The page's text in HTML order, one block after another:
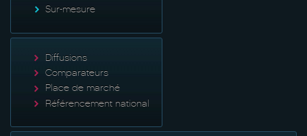
Sur-mesure
Diffusions
Comparateurs
Place de marché
Référencement national